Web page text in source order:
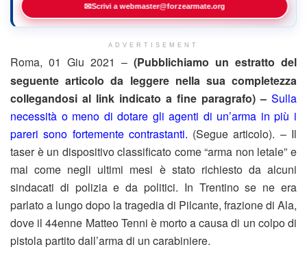
✉Scrivi a webmaster@forzearmate.org
ADVERTISEMENT
Roma, 01 Giu 2021 – (Pubblichiamo un estratto del
seguente articolo da leggere nella sua completezza
collegandosi al link indicato a fine paragrafo) – Sulla
necessità o meno di dotare gli agenti di un’arma in più i
pareri sono fortemente contrastanti. (Segue articolo). – Il
taser è un dispositivo classificato come “arma non letale” e
mai come negli ultimi mesi è stato richiesto da alcuni
sindacati di polizia e da politici. In Trentino se ne era
parlato a lungo dopo la tragedia di Pilcante, frazione di Ala,
dove il 44enne Matteo Tenni è morto a causa di un colpo di
pistola partito dall’arma di un carabiniere.